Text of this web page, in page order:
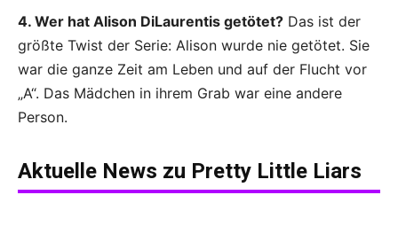
4. Wer hat Alison DiLaurentis getötet? Das ist der
größte Twist der Serie: Alison wurde nie getötet. Sie
war die ganze Zeit am Leben und auf der Flucht vor
„A“. Das Mädchen in ihrem Grab war eine andere
Person.
Aktuelle News zu Pretty Little Liars